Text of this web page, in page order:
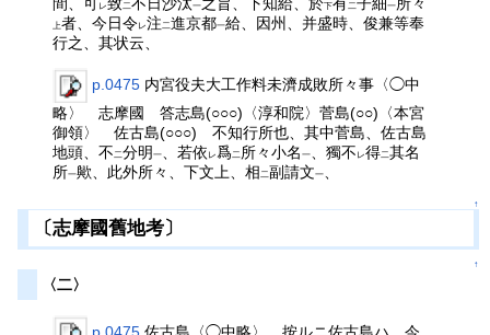
レ 二 一 下 二 一
上者、今日令レ注二進京都一給、因州、并盛時、俊兼等奉
行之、其状云、
p.0475 内宮役夫大工作料未濟成敗所々事〈◯中
略〉 志摩國 答志島(○○○)〈淳和院〉菅島(○○)〈本宮
御領〉 佐古島(○○○) 不知行所也、其中菅島、佐古島
地頭、不二分明一、若依 レ爲二所々小名一、獨不 レ得二其名
所一歟、此外所々、下文上、相二副請文一、
↑
〔志摩國舊地考〕
↑
〈二〉